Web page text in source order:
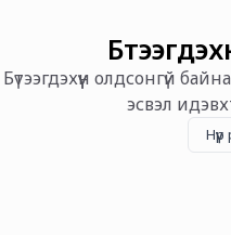
Бүтээгдэхүүн олдсонгүй
эсвэл